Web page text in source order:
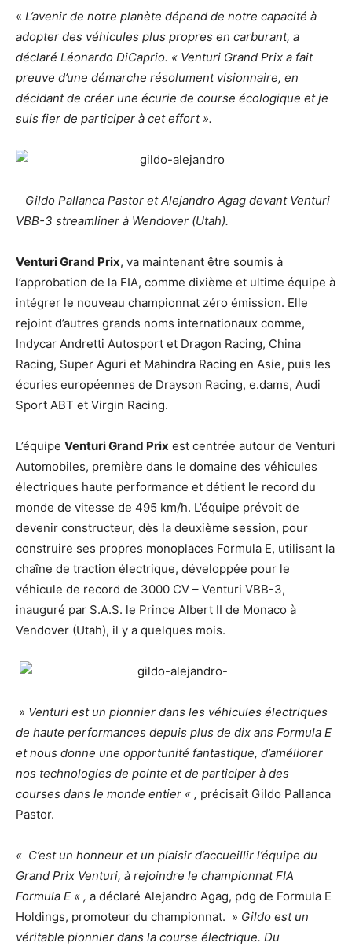
« L’avenir de notre planète dépend de notre capacité à
adopter des véhicules plus propres en carburant, a
déclaré Léonardo DiCaprio. « Venturi Grand Prix a fait
preuve d’une démarche résolument visionnaire, en
décidant de créer une écurie de course écologique et je
suis fier de participer à cet effort ».
Gildo Pallanca Pastor et Alejandro Agag devant Venturi
VBB-3 streamliner à Wendover (Utah).
Venturi Grand Prix, va maintenant être soumis à
l’approbation de la FIA, comme dixième et ultime équipe à
intégrer le nouveau championnat zéro émission. Elle
rejoint d’autres grands noms internationaux comme,
Indycar Andretti Autosport et Dragon Racing, China
Racing, Super Aguri et Mahindra Racing en Asie, puis les
écuries européennes de Drayson Racing, e.dams, Audi
Sport ABT et Virgin Racing.
L’équipe Venturi Grand Prix est centrée autour de Venturi
Automobiles, première dans le domaine des véhicules
électriques haute performance et détient le record du
monde de vitesse de 495 km/h. L’équipe prévoit de
devenir constructeur, dès la deuxième session, pour
construire ses propres monoplaces Formula E, utilisant la
chaîne de traction électrique, développée pour le
véhicule de record de 3000 CV – Venturi VBB-3,
inauguré par S.A.S. le Prince Albert II de Monaco à
Vendover (Utah), il y a quelques mois.
» Venturi est un pionnier dans les véhicules électriques
de haute performances depuis plus de dix ans Formula E
et nous donne une opportunité fantastique, d’améliorer
nos technologies de pointe et de participer à des
courses dans le monde entier « , précisait Gildo Pallanca
Pastor.
« C’est un honneur et un plaisir d’accueillir l’équipe du
Grand Prix Venturi, à rejoindre le championnat FIA
Formula E « , a déclaré Alejandro Agag, pdg de Formula E
Holdings, promoteur du championnat. » Gildo est un
véritable pionnier dans la course électrique. Du